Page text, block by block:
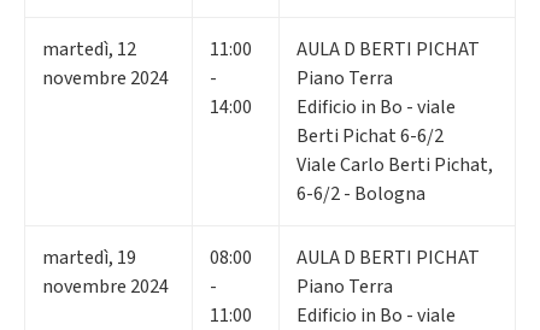
martedì, 12
novembre 2024
11:00
-
14:00
AULA D BERTI PICHAT
Piano Terra
Edificio in Bo - viale
Berti Pichat 6-6/2
Viale Carlo Berti Pichat,
6-6/2 - Bologna
martedì, 19
novembre 2024
08:00
-
11:00
AULA D BERTI PICHAT
Piano Terra
Edificio in Bo - viale